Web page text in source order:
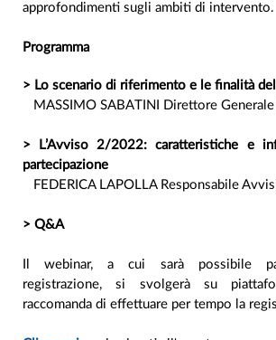
approfondimenti sugli ambiti di intervento.
Programma
> Lo scenario di riferimento e le finalità
MASSIMO SABATINI Direttore
> L’Avviso 2/2022: caratteristiche e
partecipazione
FEDERICA LAPOLLA Responsabile
> Q&A
Il webinar, a cui sarà possibile
registrazione, si svolgerà su
raccomanda di effettuare per tempo la